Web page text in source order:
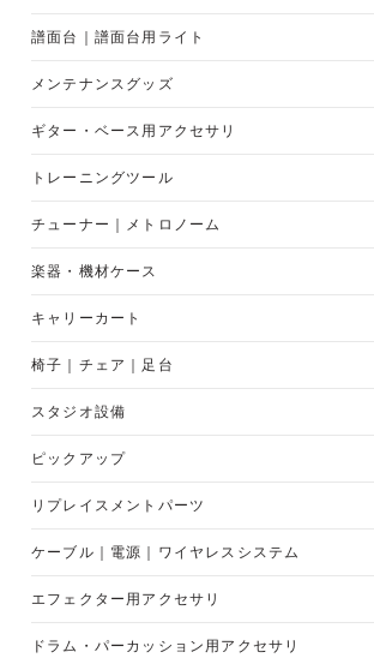
譜面台｜譜面台用ライト
メンテナンスグッズ
ギター・ベース用アクセサリ
トレーニングツール
チューナー｜メトロノーム
楽器・機材ケース
キャリーカート
椅子｜チェア｜足台
スタジオ設備
ピックアップ
リプレイスメントパーツ
ケーブル｜電源｜ワイヤレスシステム
エフェクター用アクセサリ
ドラム・パーカッション用アクセサリ